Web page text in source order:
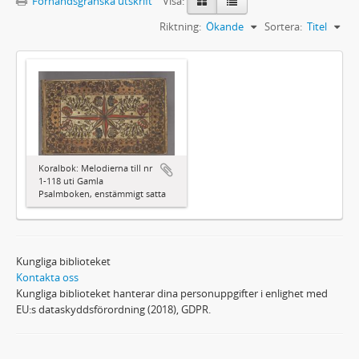
Sortera: Titel
Riktning: Ökande
Koralbok: Melodierna till nr
1-118 uti Gamla
Psalmboken, enstämmigt satta
Kungliga biblioteket
Kontakta oss
Kungliga biblioteket hanterar dina personuppgifter i enlighet med
EU:s dataskyddsförordning (2018), GDPR.